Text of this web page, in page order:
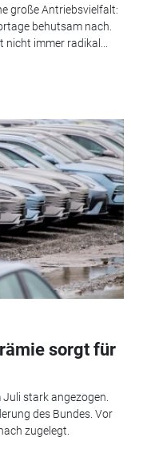
große Antriebsvielfalt:
behutsam nach.
nicht immer radikal...
sorgt für
stark angezogen.
des Bundes. Vor
zugelegt.